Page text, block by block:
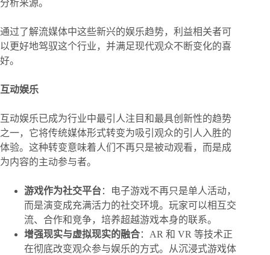
分析来源。
通过了解流媒体中这些新兴的娱乐趋势，利益相关者可
以更好地驾驭这个行业，并满足现代观众不断变化的喜
好。
互动娱乐
互动娱乐已成为行业中最引人注目和最具创新性的趋势
之一，它将传统媒体形式转变为吸引观众的引人入胜的
体验。这种转变意味着人们不再只是被动观看，而是成
为内容的主动参与者。
游戏作为社交平台：电子游戏不再只是单人活动，
而是演变成充满活力的社交环境。玩家可以相互交
流、合作和竞争，培养超越游戏本身的联系。
增强现实与虚拟现实的融合：AR 和 VR 等技术正
在彻底改变观众参与娱乐的方式。从沉浸式游戏体